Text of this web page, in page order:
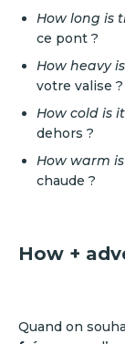
How long is
ce pont ?
How heavy
votre valise ?
How cold is
dehors ?
How warm
chaude ?
How +
Quand on